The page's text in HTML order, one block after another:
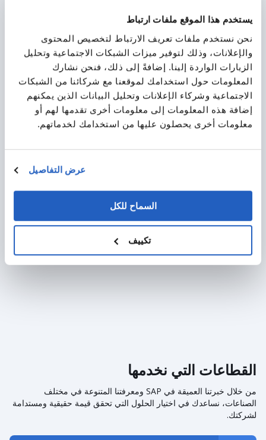
يستخدم هذا الموقع ملفات ارتباط
نحن نستخدم ملفات تعريف الارتباط لتخصيص المحتوى
والإعلانات، وذلك لتوفير ميزات الشبكات الاجتماعية وتحليل
الزيارات الواردة إلينا. إضافةً إلى ذلك، فنحن نشارك
المعلومات حول استخدامك لموقعنا مع شركائنا من الشبكات
الاجتماعية وشركاء الإعلانات وتحليل البيانات الذين يمكنهم
إضافة هذه المعلومات إلى معلومات أخرى تقدمها لهم أو
معلومات أخرى يحصلون عليها من استخدامك لخدماتهم.
عرض التفاصيل
السماح للكل
تكييف
Solution Development for Leveraging the
Power of SAP S/4HANA and SAP BTP
improve the clinical supplies process and gain better
visibility into the status of clinical supplies worldwide.
المزيد من الحالات
القطاعات التي نخدمها
من خلال خبرتنا العميقة في SAP ومعرفتنا المتنوعة في مختلف
الصناعات، نساعدك في اختيار الحلول التي تحقق قيمة حقيقية ومستدامة
لشركتك.